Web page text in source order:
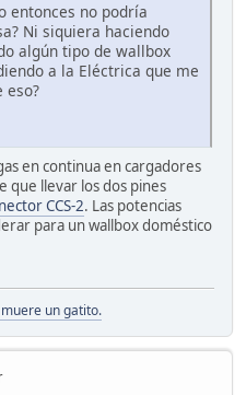
entonces no podría
Ni siquiera haciendo
algún tipo de wallbox
a la Eléctrica que me
eso?
en continua en cargadores
que llevar los dos pines
CCS-2. Las potencias
para un wallbox doméstico
un gatito.